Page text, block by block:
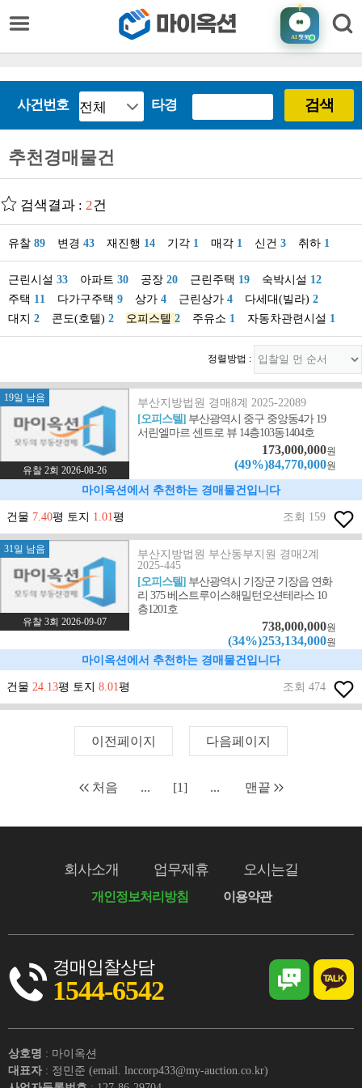
AI챗봇
사건번호 타경 검색
추천경매물건
검색결과 : 2건
유찰 89 변경 43 재진행 14 기각 1 매각 1 신건 3 취하 1
근린시설 33 아파트 30 공장 20 근린주택 19 숙박시설 12
주택 11 다가구주택 9 상가 4 근린상가 4 다세대(빌라) 2
대지 2 콘도(호텔) 2 오피스텔 2 주유소 1 자동차관련시설 1
정렬방법 :
19일 남음
유찰 2회 2026-08-26
부산지방법원 경매8계 2025-22089
[오피스텔] 부산광역시 중구 중앙동4가 19
서린엘마르 센트로 뷰 14층103동1404호
173,000,000원
(49%)84,770,000원
마이옥션에서 추천하는 경매물건입니다
건물 7.40평 토지 1.01평 조회 159
31일 남음
유찰 3회 2026-09-07
부산지방법원 부산동부지원 경매2계
2025-445
[오피스텔] 부산광역시 기장군 기장읍 연화
리 375 베스트루이스해밀턴오션테라스 10
층1201호
738,000,000원
(34%)253,134,000원
마이옥션에서 추천하는 경매물건입니다
건물 24.13평 토지 8.01평 조회 474
이전페이지 다음페이지
처음 ... [1] ... 맨끝
회사소개 업무제휴 오시는길
개인정보처리방침 이용약관
경매입찰상담
1544-6542
상호명 : 마이옥션
대표자 : 정민준 (email. lnccorp433@my-auction.co.kr)